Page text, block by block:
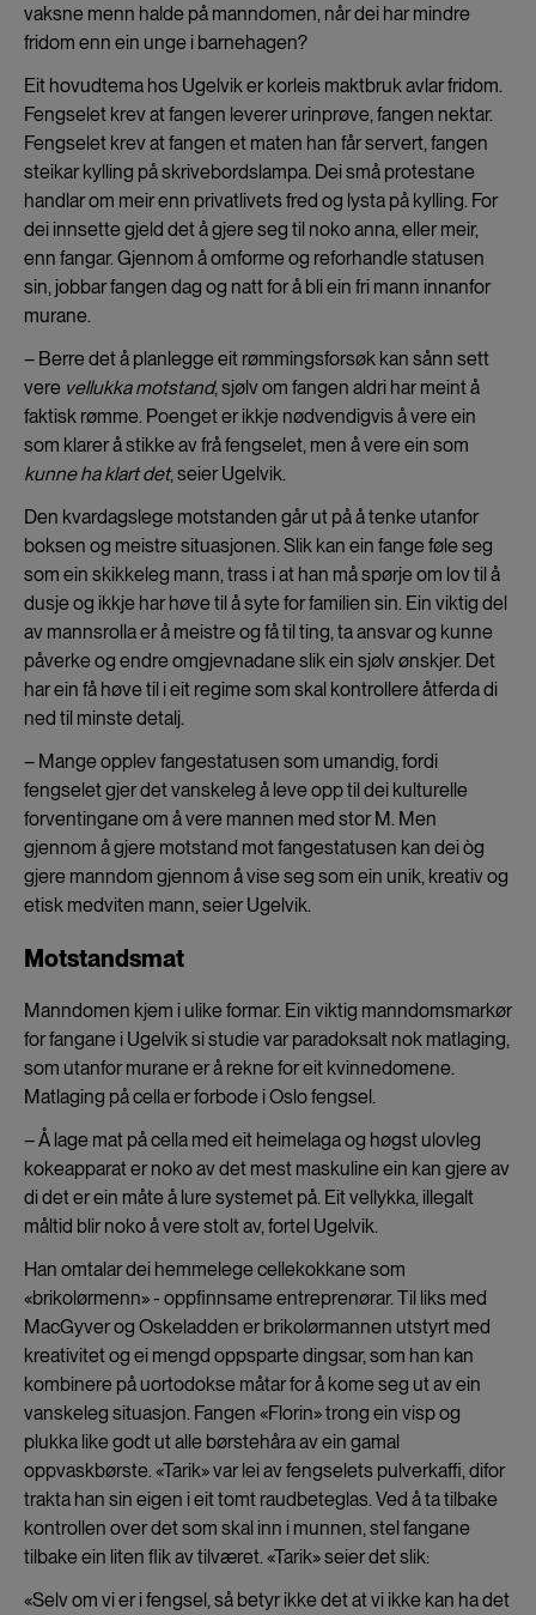
vaksne menn halde på manndomen, når dei har mindre
fridom enn ein unge i barnehagen?
Eit hovudtema hos Ugelvik er korleis maktbruk avlar fridom.
Fengselet krev at fangen leverer urinprøve, fangen nektar.
Fengselet krev at fangen et maten han får servert, fangen
steikar kylling på skrivebordslampa. Dei små protestane
handlar om meir enn privatlivets fred og lysta på kylling. For
dei innsette gjeld det å gjere seg til noko anna, eller meir,
enn fangar. Gjennom å omforme og reforhandle statusen
sin, jobbar fangen dag og natt for å bli ein fri mann innanfor
murane.
– Berre det å planlegge eit rømmingsforsøk kan sånn sett
vere vellukkamotstand, sjølv om fangen aldri har meint å
faktisk rømme. Poenget er ikkje nødvendigvis å vere ein
som klarer å stikke av frå fengselet, men å vere ein som
kunne ha klart det, seier Ugelvik.
Den kvardagslege motstanden går ut på å tenke utanfor
boksen og meistre situasjonen. Slik kan ein fange føle seg
som ein skikkeleg mann, trass i at han må spørje om lov til å
dusje og ikkje har høve til å syte for familien sin. Ein viktig del
av mannsrolla er å meistre og få til ting, ta ansvar og kunne
påverke og endre omgjevnadane slik ein sjølv ønskjer. Det
har ein få høve til i eit regime som skal kontrollere åtferda di
ned til minste detalj.
– Mange opplev fangestatusen som umandig, fordi
fengselet gjer det vanskeleg å leve opp til dei kulturelle
forventingane om å vere mannen med stor M. Men
gjennom å gjere motstand mot fangestatusen kan dei òg
gjere manndom gjennom å vise seg som ein unik, kreativ og
etisk medviten mann, seier Ugelvik.
Motstandsmat
Manndomen kjem i ulike formar. Ein viktig manndomsmarkør
for fangane i Ugelvik si studie var paradoksalt nok matlaging,
som utanfor murane er å rekne for eit kvinnedomene.
Matlaging på cella er forbode i Oslo fengsel.
– Å lage mat på cella med eit heimelaga og høgst ulovleg
kokeapparat er noko av det mest maskuline ein kan gjere av
di det er ein måte å lure systemet på. Eit vellykka, illegalt
måltid blir noko å vere stolt av, fortel Ugelvik.
Han omtalar dei hemmelege cellekokkane som
«brikolørmenn» - oppfinnsame entreprenørar. Til liks med
MacGyver og Oskeladden er brikolørmannen utstyrt med
kreativitet og ei mengd oppsparte dingsar, som han kan
kombinere på uortodokse måtar for å kome seg ut av ein
vanskeleg situasjon. Fangen «Florin» trong ein visp og
plukka like godt ut alle børstehåra av ein gamal
oppvaskbørste. «Tarik» var lei av fengselets pulverkaffi, difor
trakta han sin eigen i eit tomt raudbeteglas. Ved å ta tilbake
kontrollen over det som skal inn i munnen, stel fangane
tilbake ein liten flik av tilværet.«Tarik» seier det slik:
«Selv om vi er i fengsel, så betyr ikke det at vi ikke kan ha det